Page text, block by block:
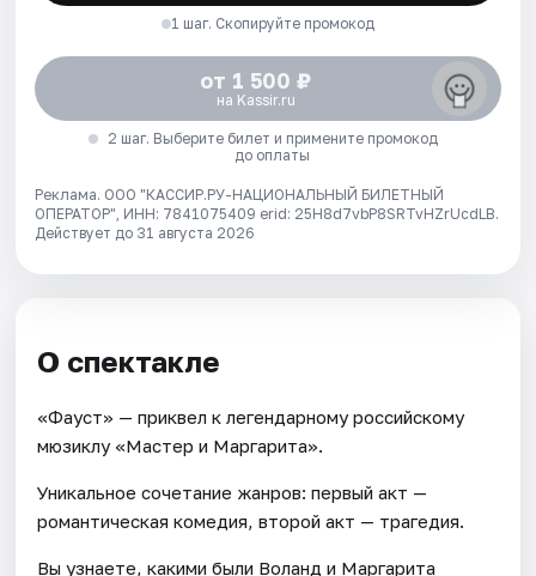
1 шаг. Скопируйте промокод
от 1 500 ₽
на Kassir.ru
2 шаг. Выберите билет и примените промокод
до оплаты
Реклама. ООО "КАССИР.РУ-НАЦИОНАЛЬНЫЙ БИЛЕТНЫЙ
ОПЕРАТОР", ИНН: 7841075409 erid: 25H8d7vbP8SRTvHZrUcdLB.
Действует до 31 августа 2026
О спектакле
«Фауст» — приквел к легендарному российскому
мюзиклу «Мастер и Маргарита».
Уникальное сочетание жанров: первый акт —
романтическая комедия, второй акт — трагедия.
Вы узнаете, какими были Воланд и Маргарита